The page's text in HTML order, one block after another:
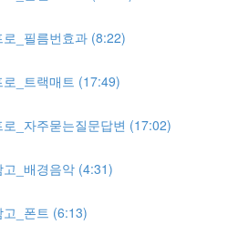
_필름번효과 (8:22)
_트랙매트 (17:49)
_자주묻는질문답변 (17:02)
_배경음악 (4:31)
_폰트 (6:13)